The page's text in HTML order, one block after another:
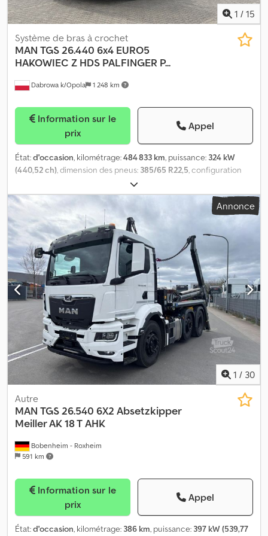
1 / 15
Dabrowa k/Opola 1 248 km
Système de bras à crochet
MAN TGS 26.440 6x4 EURO5
HAKOWIEC Z HDS PALFINGER P...
prix
Appel
État:d'occasion, kilométrage:484 833 km, puissance: 324 kW
(440,52 ch), dimension des pneus: 385/65 R22,5, configuration
, type d'engrenage:
classe d'émission:Euro 5, suspension:air, Année de construction:
2014
, Équipement:
ABS, blocage de différentiel, climatisation,
grue, régulation électrique des vitres, rétroviseur électrique,
verrouillage centralisé , = Plus d'options et d'accessoires = -
Climate control - Pare-soleil - Radio - Toit ouvrant ou
panoramique = Plus d'informations = Cedpjy Urhvofx Amrsha
Essieu 1: Dimension des pneus: 385/65 R22,5; Freins: freins à disque;
Suspension: suspension pneumatique Essieu 2: Dimension des
pneus: 315/80 R22,5; Suspension: suspension pneumatique Poids à
vide: 13.565 kg Capacité de charge: 12.435 kg PBV: 26.000 kg Grue:
Palfinger PK 12002 EH Marque de construction: Palfinger
Annonce
1 / 30
Bobenheim - Roxheim
591 km
Autre
MAN TGS 26.540 6X2 Absetzkipper
Meiller AK 18 T AHK
prix
Appel
État:d'occasion, kilométrage: 386 km, puissance: 397 kW (539,77